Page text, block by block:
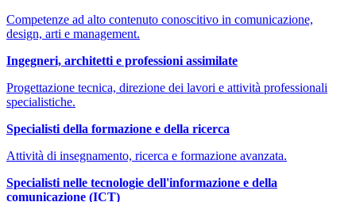
Competenze ad alto contenuto conoscitivo in comunicazione,
design, arti e management.
Ingegneri, architetti e professioni assimilate
Progettazione tecnica, direzione dei lavori e attività professionali
specialistiche.
Specialisti della formazione e della ricerca
Attività di insegnamento, ricerca e formazione avanzata.
Specialisti nelle tecnologie dell'informazione e della
comunicazione (ICT)